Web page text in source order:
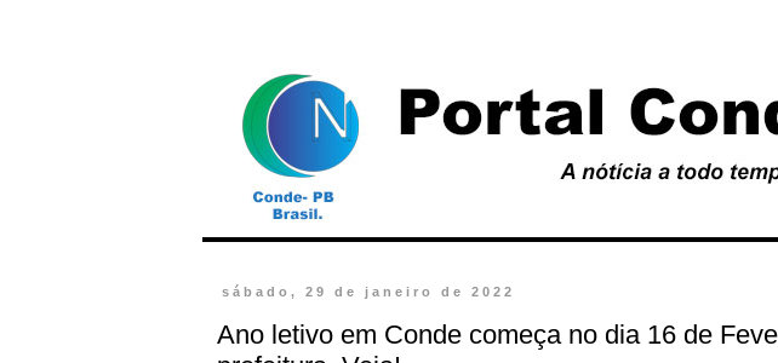
sábado, 29 de janeiro de 2022
Ano letivo em Conde começa no dia 16 de